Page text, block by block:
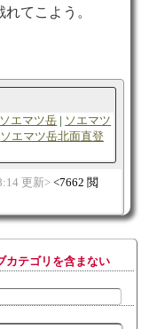
れてこよう。
ソエマツ岳
ソエマツ
ソエマツ岳北面直登
更新
7662 閲
カテゴリを含まない